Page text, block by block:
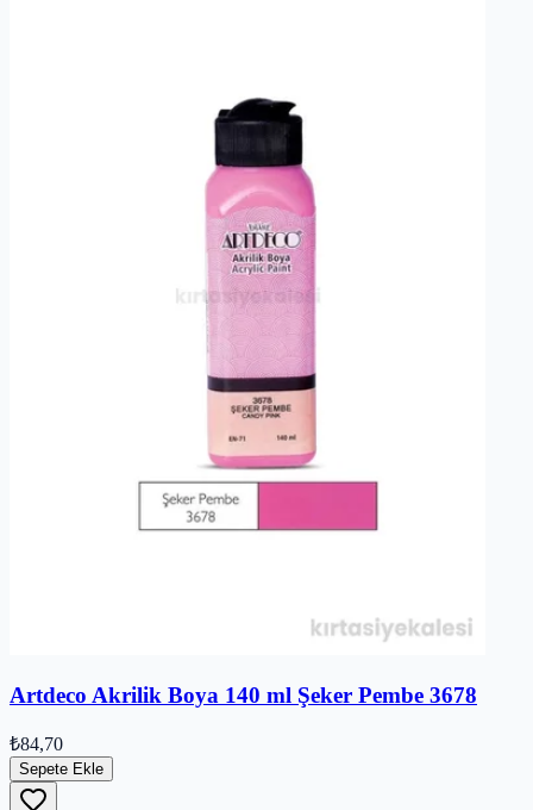
Artdeco Akrilik Boya 140 ml Şeker Pembe 3678
₺84,70
Sepete Ekle